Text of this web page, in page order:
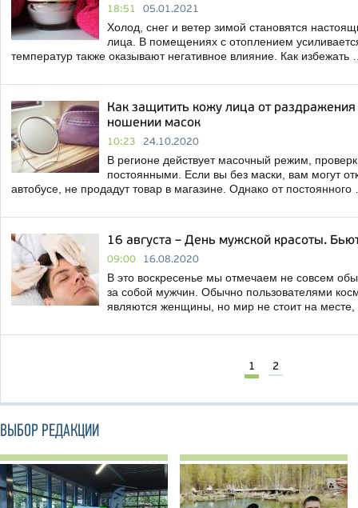
18:51 05.01.2021
Холод, снег и ветер зимой становятся
лица. В помещениях с отоплением
температур также оказывают негативное влияние. Как избежать
Как защитить кожу лица от
ношении масок
10:23 24.10.2020
В регионе действует масочный режим,
постоянными. Если вы без маски, вам могут
автобусе, не продадут товар в магазине. Однако от
16 августа – День мужской красоты.
09:00 16.08.2020
В это воскресенье мы отмечаем не совсем
за собой мужчин. Обычно пользователями
являются женщины, но мир не стоит на
1 2
ВЫБОР РЕДАКЦИИ